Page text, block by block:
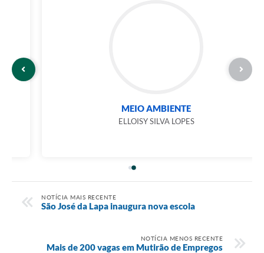
MEIO AMBIENTE
ELLOISY SILVA LOPES
NOTÍCIA MAIS RECENTE
São José da Lapa inaugura nova escola
NOTÍCIA MENOS RECENTE
Mais de 200 vagas em Mutirão de Empregos